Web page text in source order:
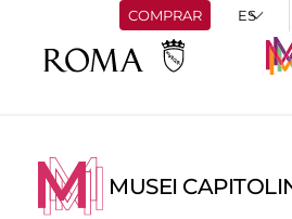
COMPRAR
MUSEI